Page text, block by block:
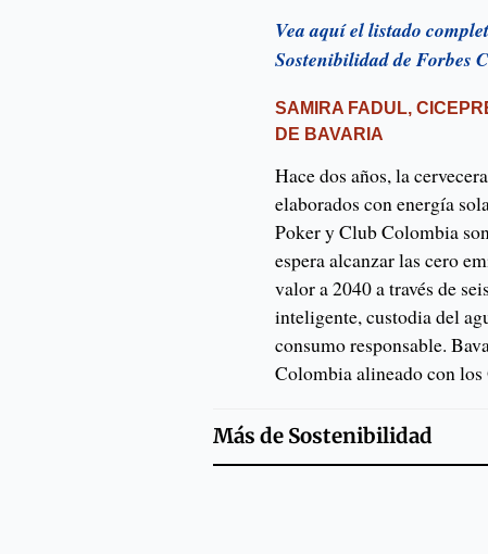
Vea aquí el listado
Sostenibilidad de Forbes
SAMIRA FADUL,
DE BAVARIA
Hace dos años, la
elaborados con energía
Poker y Club Colombia
espera alcanzar las cero
valor a 2040 a través de
inteligente, custodia del
consumo responsable.
Colombia alineado con
Más de Sostenibilidad